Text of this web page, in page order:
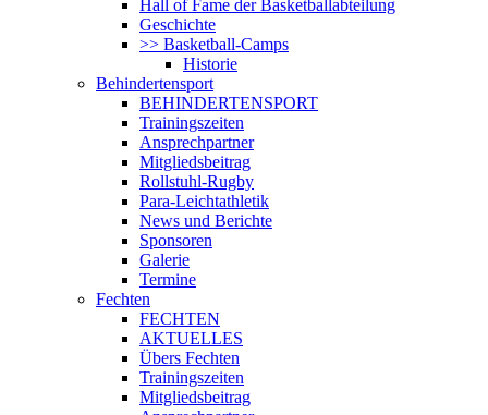
Hall of Fame der Basketballabteilung
Geschichte
>> Basketball-Camps
Historie
Behindertensport
BEHINDERTENSPORT
Trainingszeiten
Ansprechpartner
Mitgliedsbeitrag
Rollstuhl-Rugby
Para-Leichtathletik
News und Berichte
Sponsoren
Galerie
Termine
Fechten
FECHTEN
AKTUELLES
Übers Fechten
Trainingszeiten
Mitgliedsbeitrag